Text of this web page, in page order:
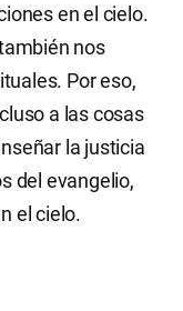
en el cielo.
nos
Por eso,
a las cosas
la justicia
del evangelio,
el cielo.